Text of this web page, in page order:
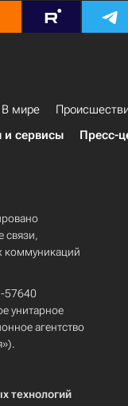
В мире
и сервисы Пресс-
связи,
коммуникаций
57640
унитарное
агентство
технологий